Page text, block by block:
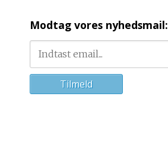
Modtag vores nyhedsmail: